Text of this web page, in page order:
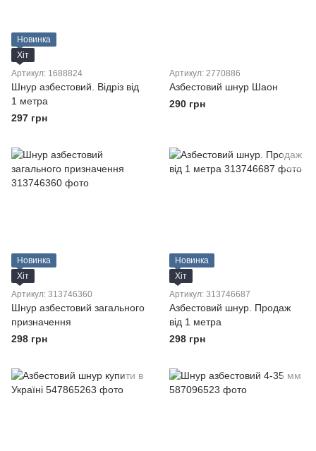
Новинка
Хіт
Артикул: 1688824
Шнур азбестовий. Відріз від
1 метра
297 грн
Артикул: 2770886
Азбестовий шнур Шаон
290 грн
Новинка
Хіт
Артикул: 313746360
Шнур азбестовий загального
призначення
298 грн
Новинка
Хіт
Артикул: 313746687
Азбестовий шнур. Продаж
від 1 метра
298 грн